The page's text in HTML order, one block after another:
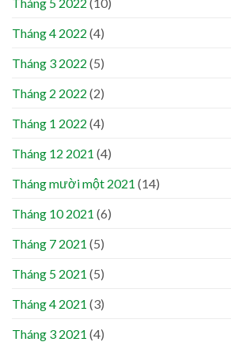
Tháng 4 2022 (4)
Tháng 3 2022 (5)
Tháng 2 2022 (2)
Tháng 1 2022 (4)
Tháng 12 2021 (4)
Tháng mười một 2021 (14)
Tháng 10 2021 (6)
Tháng 7 2021 (5)
Tháng 5 2021 (5)
Tháng 4 2021 (3)
Tháng 3 2021 (4)